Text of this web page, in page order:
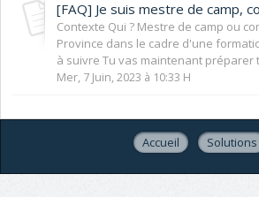
Contexte Qui ? Mestre de camp ou
Province dans le cadre d'une
à suivre Tu vas maintenant préparer
Mer, 7 Juin, 2023 à 10:33 H
Accueil Solutions